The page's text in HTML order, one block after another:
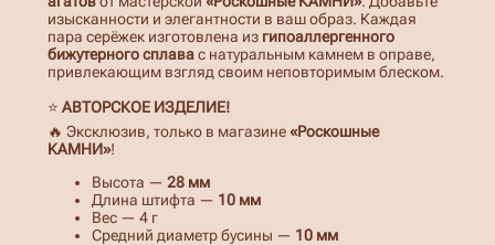
е
р
ь
г
и
ч
е
р
изысканности и элегантности в ваш образ. Каждая
пара серёжек изготовлена из гипоаллергенного
бижутерного сплавас натуральным камнем в оправе,
привлекающим взгляд своим неповторимым блеском.
⭐ АВТОРСКОЕ ИЗДЕЛИЕ!
🔥 Эксклюзив, только в магазине «Роскошные
КАМНИ»!
Высота — 28 мм
Длина штифта — 10 мм
Вес — 4 г
Средний диаметр бусины — 10 мм